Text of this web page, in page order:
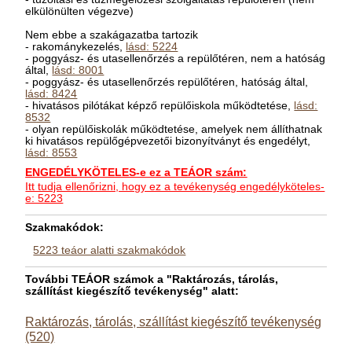
elkülönülten végezve)
Nem ebbe a szakágazatba tartozik
- rakománykezelés, lásd: 5224
- poggyász- és utasellenőrzés a repülőtéren, nem a hatóság
által, lásd: 8001
- poggyász- és utasellenőrzés repülőtéren, hatóság által,
lásd: 8424
- hivatásos pilótákat képző repülőiskola működtetése, lásd:
8532
- olyan repülőiskolák működtetése, amelyek nem állíthatnak
ki hivatásos repülőgépvezetői bizonyítványt és engedélyt,
lásd: 8553
ENGEDÉLYKÖTELES-e ez a TEÁOR szám:
Itt tudja ellenőrizni, hogy ez a tevékenység engedélyköteles-
e: 5223
Szakmakódok:
5223 teáor alatti szakmakódok
További TEÁOR számok a "Raktározás, tárolás,
szállítást kiegészítő tevékenység" alatt:
Raktározás, tárolás, szállítást kiegészítő tevékenység
(520)